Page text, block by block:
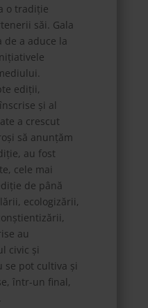
o tradiție
săi. Gala
de a aduce la
ediții,
și al
a crescut
să anunțăm
au fost
cele mai
de până
ecologizării,
au
civic și
pot cultiva și
într-un final,